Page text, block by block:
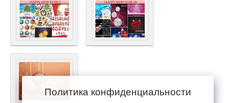
Политика конфиденциальности